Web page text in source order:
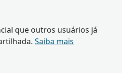
que outros usuários já
Saiba mais